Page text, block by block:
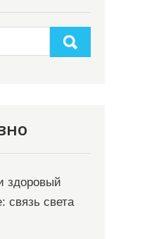
здоровый
связь света